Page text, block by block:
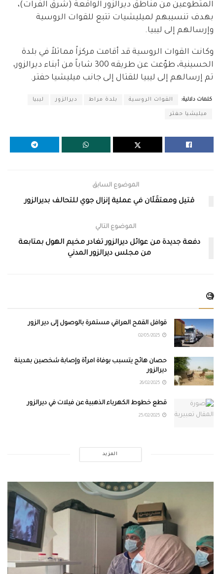
المتطوعين من مناطق ديرالزور الواقعة (شرق الفرات)،
بهدف تنسيبهم لميليشيات تتبع للقوات الروسية
وإرسالهم إلى ليبيا.
وكانت القوات الروسية قد أقامت مركزاً مماثلاً في بلدة
الحسينية، طوّعت عن طريقه 300 شاباً من أبناء ديرالزور،
تم إرسالهم إلى ليبيا للقتال إلى جانب ميليشيا حفتر.
كلمات دلالية: القوات الروسية بلدة مراط ديرالزور ليبيا
ميليشيا حفتر
الموضوع السابق
قتيل ومعتقَلَان في عملية إنزال جوي للتحالف بديرالزور
الموضوع التالي
دفعة جديدة من عوائل ديرالزور تغادر مخيم الهول بمتابعة
من مجلس ديرالزور المدني
🧐
قوافل القمح العراقي مستمرة بالوصول إلى دير الزور
حصان هائج يتسبب بوفاة امرأة وإصابة شخصين بمدينة
ديرالزور
قطع خطوط الكهرباء الذهبية عن فيلات في ديرالزور
المزيد